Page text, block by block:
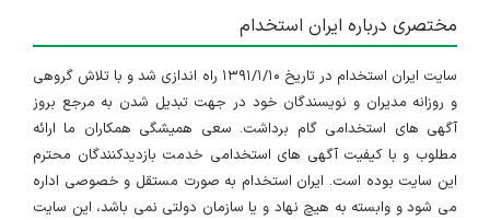
مختصری درباره ایران استخدام
سایت ایران استخدام در تاریخ ۱۳۹۱/۱/۱۰ راه اندازی شد و با تلاش گروهی
و روزانه مدیران و نویسندگان خود در جهت تبدیل شدن به مرجع بروز
آگهی های استخدامی گام برداشت. سعی همیشگی همکاران ما ارائه
مطلوب و با کیفیت آگهی های استخدامی خدمت بازدیدکنندگان محترم
این سایت بوده است. ایران استخدام به صورت مستقل و خصوصی اداره
می شود و وابسته به هیچ نهاد و یا سازمان دولتی نمی باشد، این سایت